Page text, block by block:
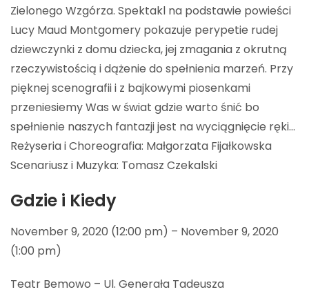
Zielonego Wzgórza. Spektakl na podstawie powieści
Lucy Maud Montgomery pokazuje perypetie rudej
dziewczynki z domu dziecka, jej zmagania z okrutną
rzeczywistością i dążenie do spełnienia marzeń. Przy
pięknej scenografii i z bajkowymi piosenkami
przeniesiemy Was w świat gdzie warto śnić bo
spełnienie naszych fantazji jest na wyciągnięcie ręki…
Reżyseria i Choreografia: Małgorzata Fijałkowska
Scenariusz i Muzyka: Tomasz Czekalski
Gdzie i Kiedy
November 9, 2020 (12:00 pm) – November 9, 2020
(1:00 pm)
Teatr Bemowo – Ul. Generała Tadeusza